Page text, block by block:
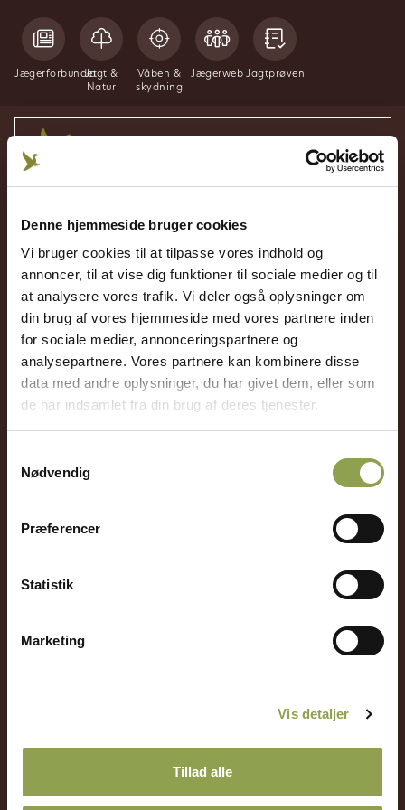
Denne hjemmeside bruger cookies
Vi bruger cookies til at tilpasse vores indhold og
annoncer, til at vise dig funktioner til sociale medier og til
at analysere vores trafik. Vi deler også oplysninger om
din brug af vores hjemmeside med vores partnere inden
for sociale medier, annonceringspartnere og
analysepartnere. Vores partnere kan kombinere disse
data med andre oplysninger, du har givet dem, eller som
de har indsamlet fra din brug af deres tjenester.
Nødvendig
Præferencer
Statistik
Marketing
Vis detaljer
Tillad alle
JægerforbundetJagt &
Natur
Våben &
skydning
Jægerweb Jagtprøven
Hund Hundens uddannelse
Hundens uddannelse
89000+ 800+
jagtforeninger
900+
arrangementer & kurser